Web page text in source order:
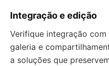
Integração e edição
Verifique integração com
galeria e
a soluções que